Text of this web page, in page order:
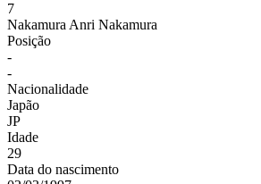
7
Nakamura Anri Nakamura
Posição
-
-
Nacionalidade
Japão
JP
Idade
29
Data do nascimento